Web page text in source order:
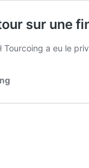
sur une
a eu le